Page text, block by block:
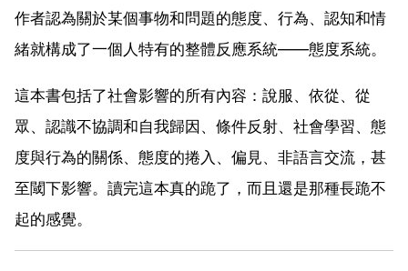
作者認為關於某個事物和問題的態度、行為、認知和情
緒就構成了一個人特有的整體反應系統——態度系統。
這本書包括了社會影響的所有內容：說服、依從、從
眾、認識不協調和自我歸因、條件反射、社會學習、態
度與行為的關係、態度的捲入、偏見、非語言交流，甚
至閾下影響。讀完這本真的跪了，而且還是那種長跪不
起的感覺。